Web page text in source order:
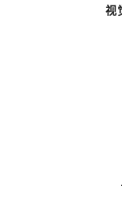
视